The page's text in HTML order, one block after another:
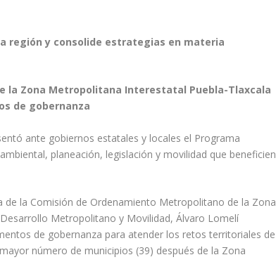
región y consolide estrategias en materia
la Zona Metropolitana Interestatal Puebla-Tlaxcala
de gobernanza
ante gobiernos estatales y locales el Programa
planeación, legislación y movilidad que beneficien
la Comisión de Ordenamiento Metropolitano de la Zona
Metropolitano y Movilidad, Álvaro Lomelí
de gobernanza para atender los retos territoriales de
número de municipios (39) después de la Zona